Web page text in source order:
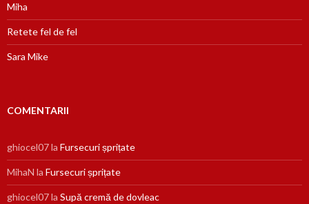
Miha
Retete fel de fel
Sara Mike
COMENTARII
ghiocel07la Fursecuri șprițate
MihaN la Fursecuri șprițate
ghiocel07la Supă cremă de dovleac